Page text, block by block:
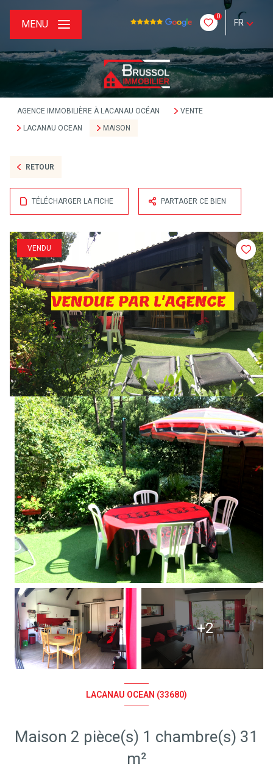
0
FR
MENU
AGENCE IMMOBILIÈRE À LACANAU OCÉAN
VENTE
LACANAU OCEAN
MAISON
RETOUR
TÉLÉCHARGER LA FICHE PARTAGER CE BIEN
VENDU
+2
LACANAU OCEAN (33680)
Maison 2 pièce(s) 1 chambre(s) 31
m²